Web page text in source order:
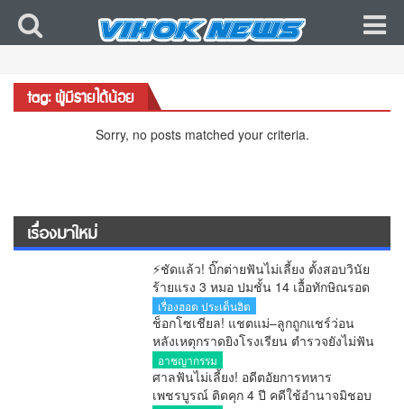
tag: ผู้มีรายได้น้อย
Sorry, no posts matched your criteria.
เรื่องมาใหม่
⚡ชัดแล้ว! บิ๊กต่ายฟันไม่เลี้ยง ตั้งสอบวินัย
ร้ายแรง 3 หมอ ปมชั้น 14 เอื้อทักษิณรอด
คุก หลังศาลตัดสินแล้ว
เรื่องฮอต ประเด็นฮิต
ช็อกโซเชียล! แชตแม่–ลูกถูกแชร์ว่อน
หลังเหตุกราดยิงโรงเรียน ตำรวจยังไม่ฟัน
ธงของจริง
อาชญากรรม
ศาลฟันไม่เลี้ยง! อดีตอัยการทหาร
เพชรบูรณ์ ติดคุก 4 ปี คดีใช้อำนาจมิชอบ